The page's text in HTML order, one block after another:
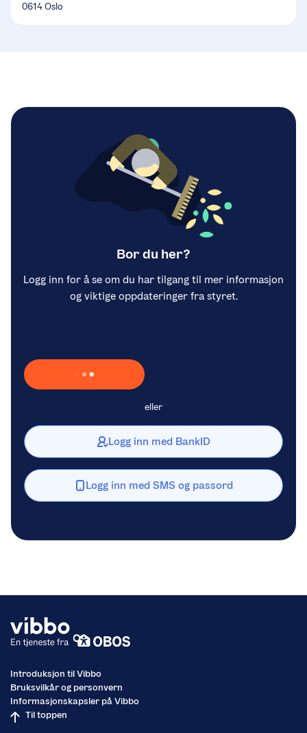
0614 Oslo
Bor du her?
Logg inn for å se om du har tilgang til mer informasjon
og viktige oppdateringer fra styret.
Laster inn Vipps …
eller
Logg inn med BankID
Logg inn med SMS og passord
Introduksjon til Vibbo
Bruksvilkår og personvern
Informasjonskapsler på Vibbo
Til toppen